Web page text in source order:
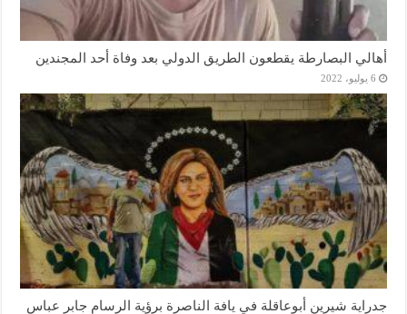
أهالي البصارطة يقطعون الطريق الدولي بعد وفاة أحد المجندين
6 يوليو، 2022
جدراية شيرين أبوعاقلة في يافة الناصرة برؤية الرسام جابر عباس